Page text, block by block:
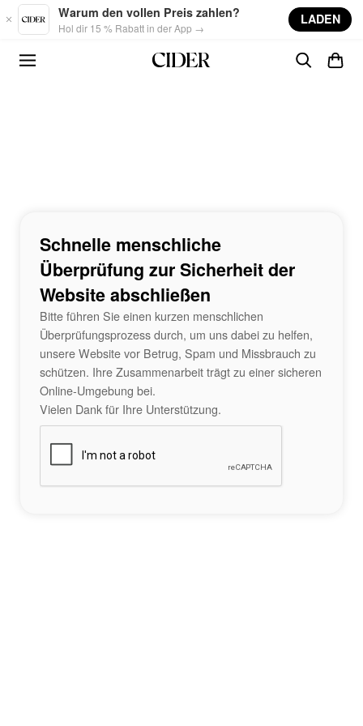
Skip to main content
Warum den vollen Preis zahlen?
Hol dir 15 % Rabatt in der App →
LADEN
Schnelle menschliche
Überprüfung zur Sicherheit der
Website abschließen
Bitte führen Sie einen kurzen menschlichen
Überprüfungsprozess durch, um uns dabei zu helfen,
unsere Website vor Betrug, Spam und Missbrauch zu
schützen. Ihre Zusammenarbeit trägt zu einer sicheren
Online-Umgebung bei.
Vielen Dank für Ihre Unterstützung.